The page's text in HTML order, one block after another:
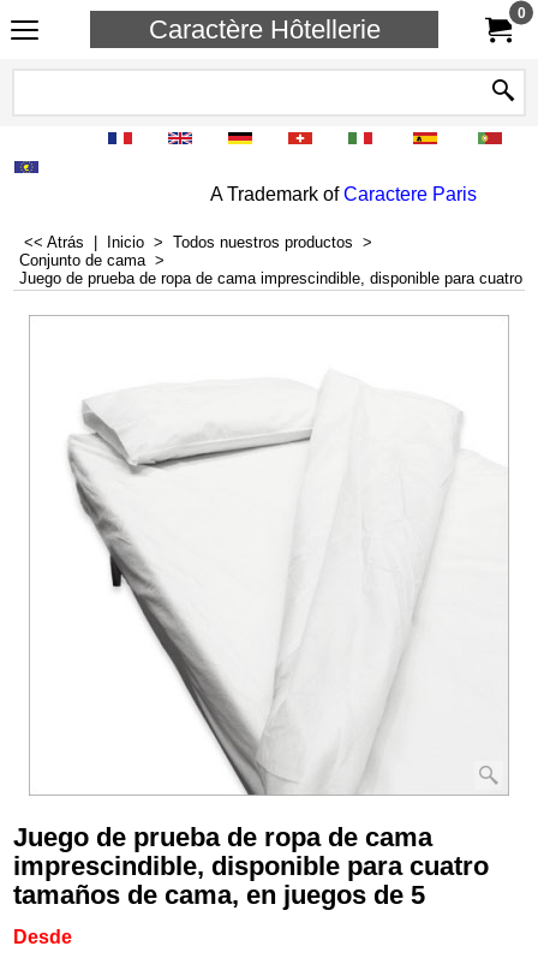
Caractère Hôtellerie
0
A Trademark ofCaractere Paris
<< Atrás Inicio > Todos nuestros productos >
Conjunto de cama>
Juego de prueba de ropa de cama imprescindible, disponible para cuatro
Juego de prueba de ropa de cama
imprescindible, disponible para cuatro
tamaños de cama, en juegos de 5
Desde